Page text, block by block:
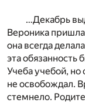
…Декабрь
Вероника
она всегда
эта обязанность
Учеба учебой,
не освобождал.
стемнело.